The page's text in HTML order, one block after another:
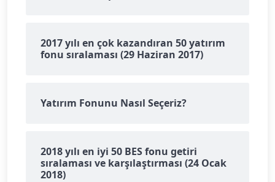
2017 yılı en çok kazandıran 50 yatırım
fonu sıralaması (29 Haziran 2017)
Yatırım Fonunu Nasıl Seçeriz?
2018 yılı en iyi 50 BES fonu getiri
sıralaması ve karşılaştırması (24 Ocak
2018)